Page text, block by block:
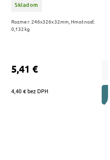
Skladom
4,40 € bez DPH
5,41 €
Rozmer: 246x326x32mm, Hmotnosť:
0,132kg